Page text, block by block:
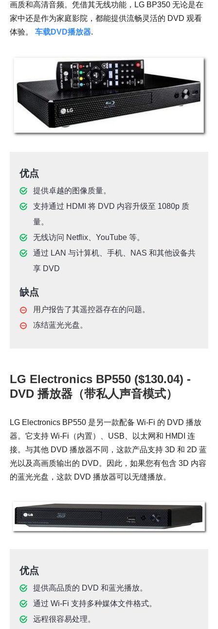
画质和高清音频。凭借其无线功能，LG BP350 无论是在
家中还是作为家庭影院，都能提供流畅灵活的 DVD 观看
体验。 车载DVD播放器.
优点
提供卓越的图像质量。
支持通过 HDMI 将 DVD 内容升级至 1080p 质
量。
无线访问 Netflix、YouTube 等。
通过 LAN 与计算机、手机、NAS 和其他设备共
享 DVD
缺点
用户报告了其遥控器存在的问题。
冻结蓝光光盘。
LG Electronics BP550 ($130.04) -
DVD 播放器（带私人声音模式）
LG Electronics BP550 是另一款配备 Wi-Fi 的 DVD 播放
器。它支持 Wi-Fi（内置）、USB、以太网和 HMDI 连
接。与其他 DVD 播放器不同，这款产品支持 3D 和 2D 蓝
光以及高画质输出的 DVD。因此，如果您有包含 3D 内容
的蓝光光盘，这款 DVD 播放器可以无缝播放。
优点
提供高品质的 DVD 和蓝光播放。
通过 Wi-Fi 支持多种媒体文件格式。
远程很容易处理。